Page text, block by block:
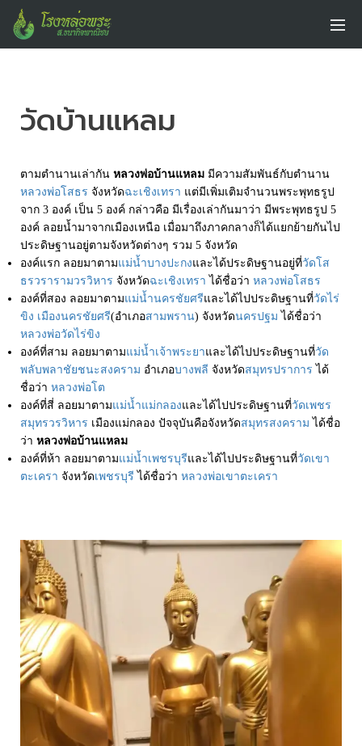
วัดบ้านแหลม
ตามตำนานเล่ากัน หลวงพ่อบ้านแหลม มีความสัมพันธ์กับตำนาน
หลวงพ่อโสธร จังหวัดฉะเชิงเทรา แต่มีเพิ่มเติมจำนวนพระพุทธรูป
จาก 3 องค์ เป็น 5 องค์ กล่าวคือ มีเรื่องเล่ากันมาว่า มีพระพุทธรูป 5
องค์ ลอยน้ำมาจากเมืองเหนือ เมื่อมาถึงภาคกลางก็ได้แยกย้ายกันไป
ประดิษฐานอยู่ตามจังหวัดต่างๆ รวม 5 จังหวัด
องค์แรก ลอยมาตามแม่น้ำบางปะกงและได้ประดิษฐานอยู่ที่วัดโส
ธรวรารามวรวิหาร จังหวัดฉะเชิงเทรา ได้ชื่อว่า หลวงพ่อโสธร
องค์ที่สอง ลอยมาตามแม่น้ำนครชัยศรีและได้ไปประดิษฐานที่วัดไร่
ขิง เมืองนครชัยศรี(อำเภอสามพราน) จังหวัดนครปฐม ได้ชื่อว่า
หลวงพ่อวัดไร่ขิง
องค์ที่สาม ลอยมาตามแม่น้ำเจ้าพระยาและได้ไปประดิษฐานที่วัด
พลับพลาชัยชนะสงคราม อำเภอบางพลี จังหวัดสมุทรปราการ ได้
ชื่อว่า หลวงพ่อโต
องค์ที่สี่ ลอยมาตามแม่น้ำแม่กลองและได้ไปประดิษฐานที่วัดเพชร
สมุทรวรวิหาร เมืองแม่กลอง ปัจจุบันคือจังหวัดสมุทรสงคราม ได้ชื่อ
ว่า หลวงพ่อบ้านแหลม
องค์ที่ห้า ลอยมาตามแม่น้ำเพชรบุรีและได้ไปประดิษฐานที่วัดเขา
ตะเครา จังหวัดเพชรบุรี ได้ชื่อว่า หลวงพ่อเขาตะเครา